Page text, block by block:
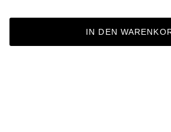
IN DEN